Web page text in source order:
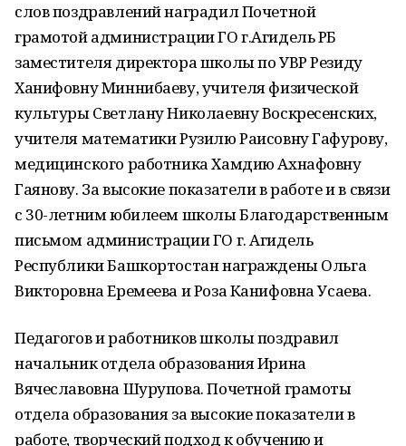
слов поздравлений наградил Почетной
грамотой администрации ГО г.Агидель РБ
заместителя директора школы по УВР Резиду
Ханифовну Миннибаеву, учителя физической
культуры Светлану Николаевну Воскресенских,
учителя математики Рузилю Раисовну Гафурову,
медицинского работника Хамдию Ахнафовну
Гаянову. За высокие показатели в работе и в связи
с 30-летним юбилеем школы Благодарственным
письмом администрации ГО г. Агидель
Республики Башкортостан награждены Ольга
Викторовна Еремеева и Роза Канифовна Усаева.
Педагогов и работников школы поздравил
начальник отдела образования Ирина
Вячеславовна Шурупова. Почетной грамоты
отдела образования за высокие показатели в
работе, творческий подход к обучению и